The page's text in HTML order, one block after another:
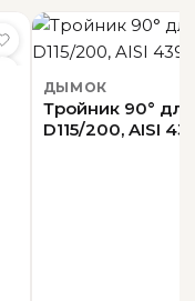
ДЫМОК
Тройник 90°
D115/200, AISI